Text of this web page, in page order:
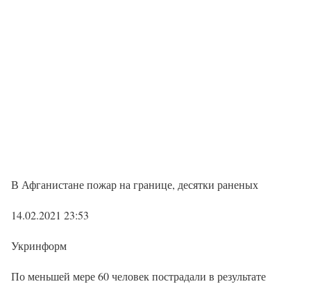
В Афганистане пожар на границе, десятки раненых
14.02.2021 23:53
Укринформ
По меньшей мере 60 человек пострадали в результате